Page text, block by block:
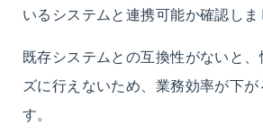
いるシステムと連携可能か確認しま
既存システムとの互換性がないと
ズに行えないため、業務効率が下が
す。